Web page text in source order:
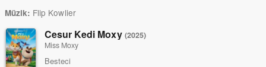
Müzik: Flip Kowlier
Cesur Kedi Moxy (2025)
Miss Moxy
Besteci